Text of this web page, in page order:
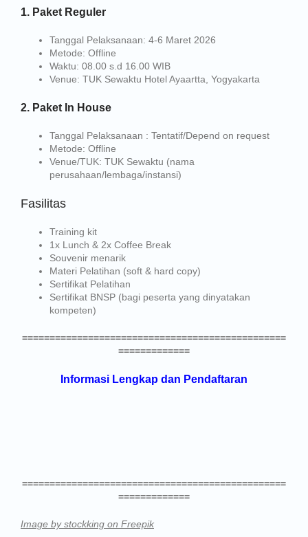
1. Paket Reguler
Tanggal Pelaksanaan: 4-6 Maret 2026
Metode: Offline
Waktu: 08.00 s.d 16.00 WIB
Venue: TUK Sewaktu Hotel Ayaartta, Yogyakarta
2. Paket In House
Tanggal Pelaksanaan : Tentatif/Depend on request
Metode: Offline
Venue/TUK: TUK Sewaktu (nama
perusahaan/lembaga/instansi)
Fasilitas
Training kit
1x Lunch & 2x Coffee Break
Souvenir menarik
Materi Pelatihan (soft & hard copy)
Sertifikat Pelatihan
Sertifikat BNSP (bagi peserta yang dinyatakan
kompeten)
================================================
=============
Informasi Lengkap dan Pendaftaran
================================================
=============
Image by stockking on Freepik